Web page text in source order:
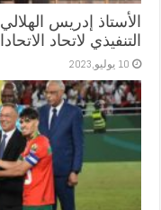
الأستاذ إدريس
التنفيذي لاتحاد
10 يوليو,2023